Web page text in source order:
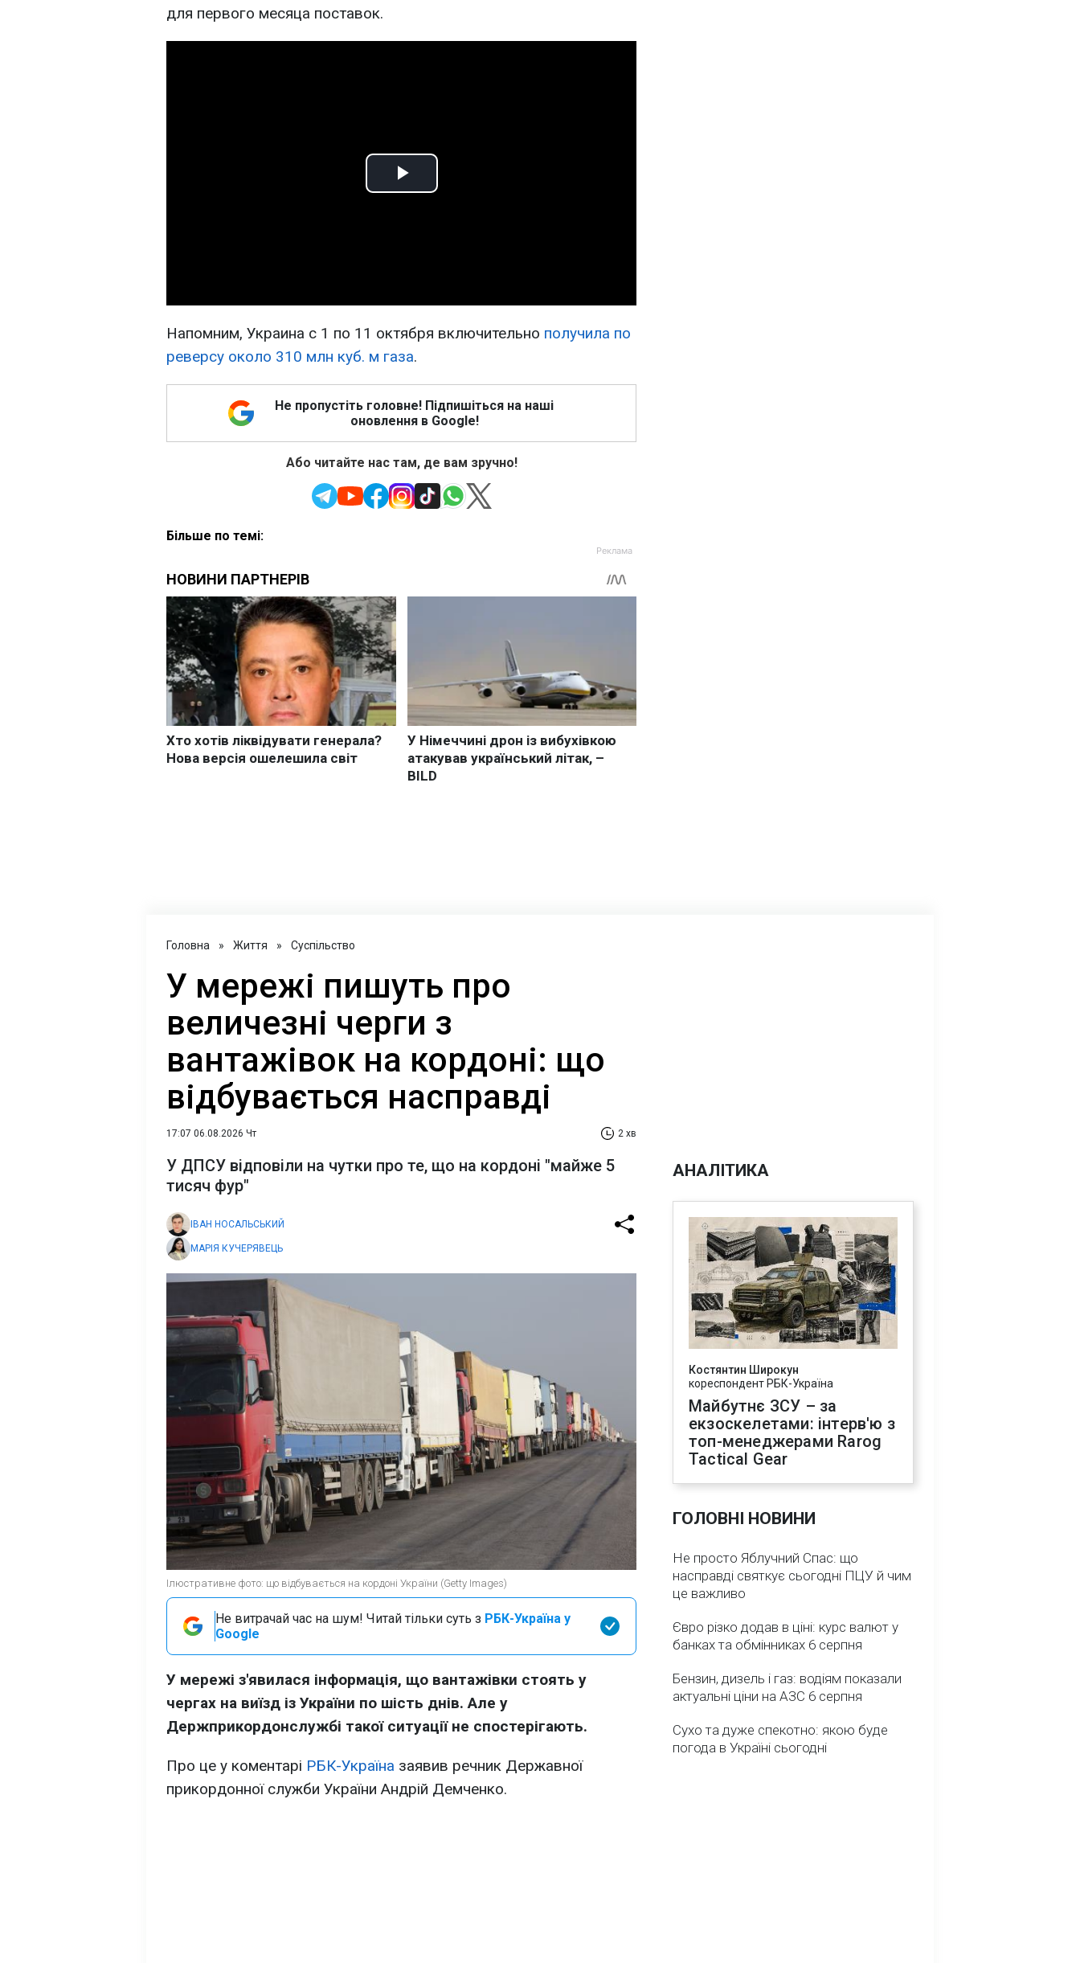
для первого месяца поставок.
Play
Напомним, Украина с 1 по 11 октября включительно получила по
реверсу около 310 млн куб. м газа.
Не пропустіть головне! Підпишіться на наші
оновлення в Google!
Або читайте нас там, де вам зручно!
Більше по темі:
Головна » Життя » Суспільство
У мережі пишуть про
величезні черги з
вантажівок на кордоні: що
відбувається насправді
17:07 06.08.2026 Чт 2 хв
У ДПСУ відповіли на чутки про те, що на кордоні "майже 5
тисяч фур"
ІВАН НОСАЛЬСЬКИЙ
МАРІЯ КУЧЕРЯВЕЦЬ
Ілюстративне фото: що відбувається на кордоні України (Getty Images)
Не витрачай час на шум! Читай тільки суть з РБК-Україна у
Google
У мережі з'явилася інформація, що вантажівки стоять у
чергах на виїзд із України по шість днів. Але у
Держприкордонслужбі такої ситуації не спостерігають.
Про це у коментарі РБК-Україна заявив речник Державної
прикордонної служби України Андрій Демченко.
АНАЛІТИКА
Костянтин Широкун
кореспондент РБК-Україна
Майбутнє ЗСУ – за
екзоскелетами: інтерв'ю з
топ-менеджерами Rarog
Tactical Gear
ГОЛОВНІ НОВИНИ
Не просто Яблучний Спас: що
насправді святкує сьогодні ПЦУ й чим
це важливо
Євро різко додав в ціні: курс валют у
банках та обмінниках 6 серпня
Бензин, дизель і газ: водіям показали
актуальні ціни на АЗС 6 серпня
Сухо та дуже спекотно: якою буде
погода в Україні сьогодні